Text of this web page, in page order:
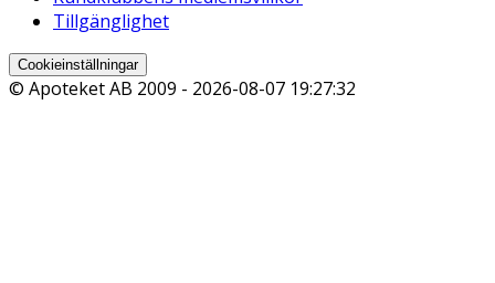
Tillgänglighet
Cookieinställningar
© Apoteket AB 2009 - 2026-08-07 19:27:32